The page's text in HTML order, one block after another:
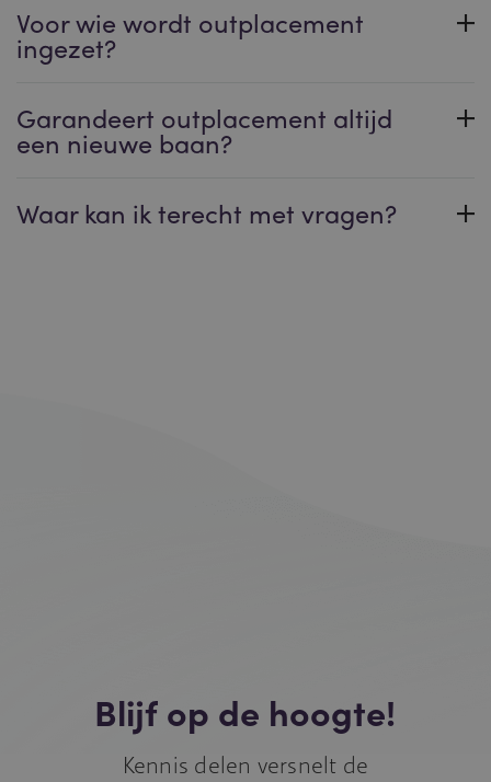
Voor wie wordt outplacement
ingezet?
Garandeert outplacement altijd
een nieuwe baan?
Waar kan ik terecht met vragen?
Blijf op de hoogte!
Kennis delen versnelt de